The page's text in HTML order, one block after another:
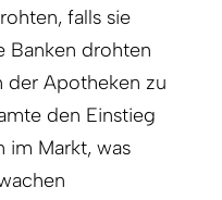
falls sie
Banken drohten
der Apotheken zu
den Einstieg
im Markt, was